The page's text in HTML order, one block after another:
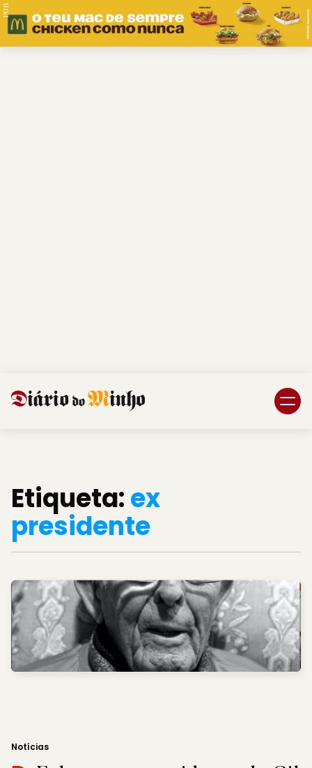
PUB.
Etiqueta:ex
presidente
Notícias